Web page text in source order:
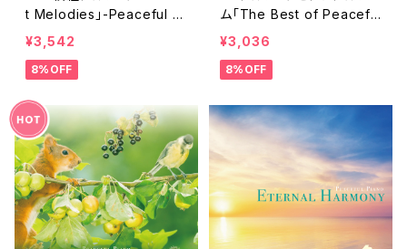
t Melodies」-Peaceful Pi
ano Series-／Yuusuke
¥3,542
8%OFF
ム「The Best of Peacefu
l Piano」／Yuusuke
¥3,036
8%OFF